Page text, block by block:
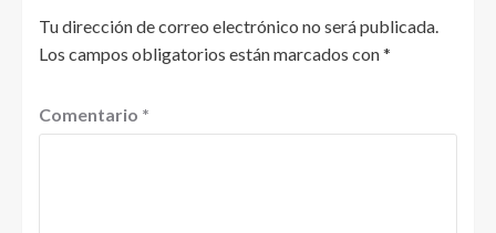
Tu dirección de correo electrónico no será publicada.
Los campos obligatorios están marcados con*
Comentario *